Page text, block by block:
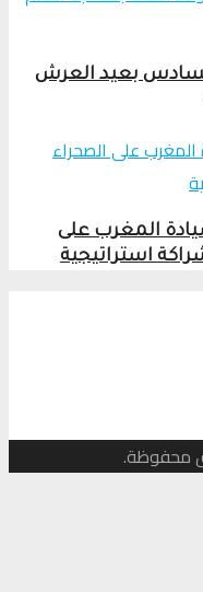
بعيد العرش
المغرب على
استراتيجية
محفوظة.